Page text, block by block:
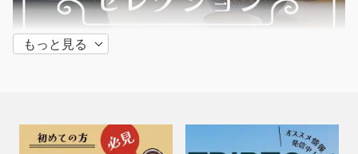
料金：1泊（4名）￥55,000～
定員：20名
福岡県との県境から車で約20分。豊かな自然に囲まれた三調家の別館
アンシャンテ』をご紹介
もっと見る